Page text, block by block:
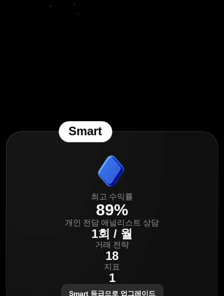
Smart
최고 수익률
89%
개인 전담 애널리스트 상담
1회 / 월
거래 전략
18
지표
1
Smart 등급으로 업그레이드